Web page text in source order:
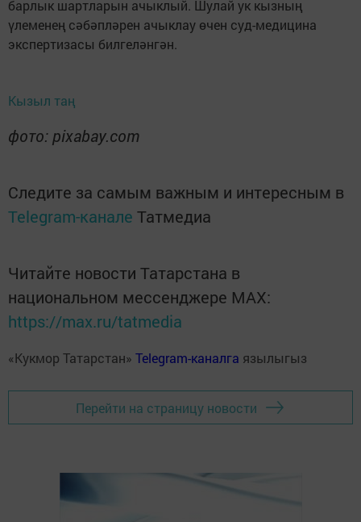
барлык шартларын ачыклый. Шулай ук кызның
үлеменең сәбәпләрен ачыклау өчен суд-медицина
экспертизасы билгеләнгән.
Кызыл таң
фото: pixabay.com
Следите за самым важным и интересным в
Telegram-канале Татмедиа
Читайте новости Татарстана в
национальном мессенджере MАХ:
https://max.ru/tatmedia
«Кукмор Татарстан» Telegram-каналга язылыгыз
Перейти на страницу новости